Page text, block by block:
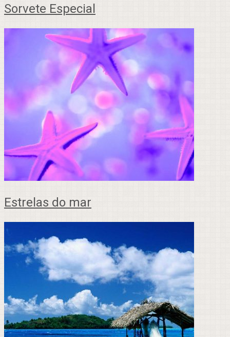
Sorvete Especial
Estrelas do mar